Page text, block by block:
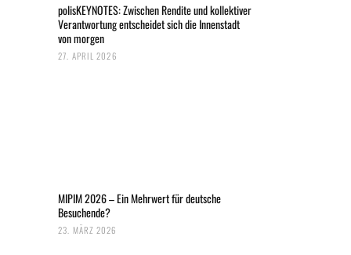
polisKEYNOTES: Zwischen Rendite und kollektiver
Verantwortung entscheidet sich die Innenstadt
von morgen
27. APRIL 2026
MIPIM 2026 – Ein Mehrwert für deutsche
Besuchende?
23. MÄRZ 2026